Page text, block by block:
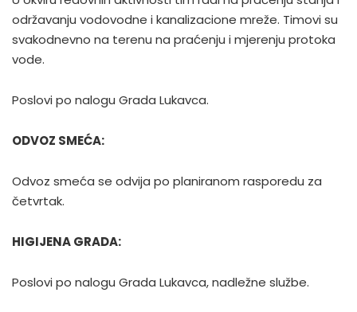
održavanju vodovodne i kanalizacione mreže. Timovi su
svakodnevno na terenu na praćenju i mjerenju protoka
vode.
Poslovi po nalogu Grada Lukavca.
ODVOZ SMEĆA:
Odvoz smeća se odvija po planiranom rasporedu za
četvrtak.
HIGIJENA GRADA:
Poslovi po nalogu Grada Lukavca, nadležne službe.